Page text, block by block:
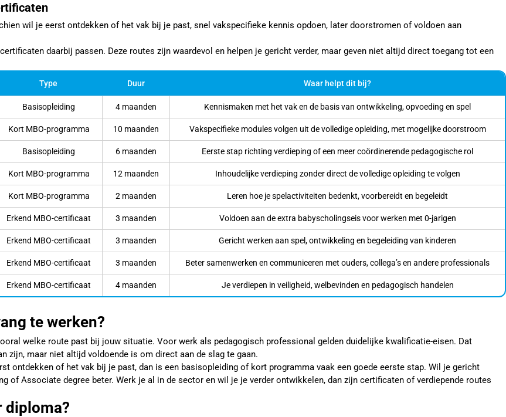
wil je eerst ontdekken of het vak bij je past, snel vakspecifieke kennis opdoen, later doorstromen of voldoen aan
daarbij passen. Deze routes zijn waardevol en helpen je gericht verder, maar geven niet altijd direct toegang tot een
Type Duur Waar helpt dit bij?
Basisopleiding 4 maanden Kennismaken met het vak en de basis van ontwikkeling, opvoeding en spel
Kort MBO-programma 10 maanden Vakspecifieke modules volgen uit de volledige opleiding, met mogelijke doorstroom
Basisopleiding 6 maanden Eerste stap richting verdieping of een meer coördinerende pedagogische rol
Kort MBO-programma 12 maanden Inhoudelijke verdieping zonder direct de volledige opleiding te volgen
Kort MBO-programma 2 maanden Leren hoe je spelactiviteiten bedenkt, voorbereidt en begeleidt
Erkend MBO-certificaat 3 maanden Voldoen aan de extra babyscholingseis voor werken met 0-jarigen
Erkend MBO-certificaat 3 maanden Gericht werken aan spel, ontwikkeling en begeleiding van kinderen
Erkend MBO-certificaat 3 maanden Beter samenwerken en communiceren met ouders, collega’s en andere professionals
Erkend MBO-certificaat 4 maanden Je verdiepen in veiligheid, welbevinden en pedagogisch handelen
te werken?
welke route past bij jouw situatie. Voor werk als pedagogisch professional gelden duidelijke kwalificatie-eisen. Dat
zijn, maar niet altijd voldoende is om direct aan de slag te gaan.
ontdekken of het vak bij je past, dan is een basisopleiding of kort programma vaak een goede eerste stap. Wil je gericht
of Associate degree beter. Werk je al in de sector en wil je je verder ontwikkelen, dan zijn certificaten of verdiepende routes
diploma?